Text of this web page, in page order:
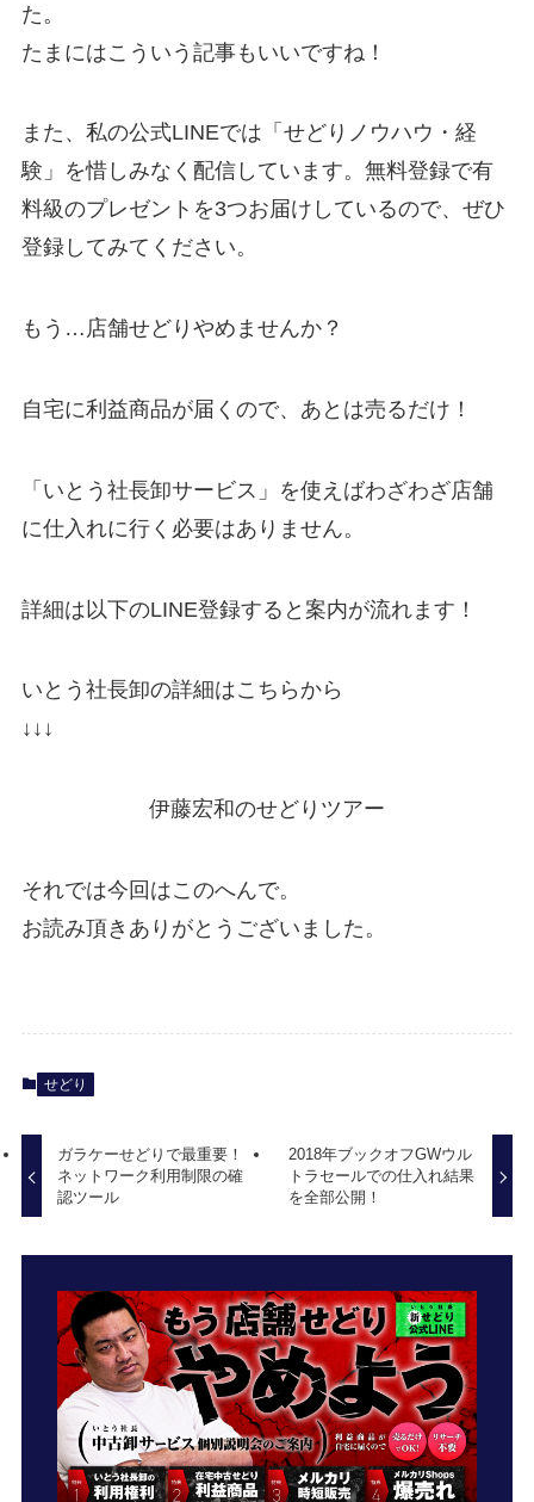
た。
たまにはこういう記事もいいですね！
また、私の公式LINEでは「せどりノウハウ・経
験」を惜しみなく配信しています。無料登録で有
料級のプレゼントを3つお届けしているので、ぜひ
登録してみてください。
もう…店舗せどりやめませんか？
自宅に利益商品が届くので、あとは売るだけ！
「いとう社長卸サービス」を使えばわざわざ店舗
に仕入れに行く必要はありません。
詳細は以下のLINE登録すると案内が流れます！
いとう社長卸の詳細はこちらから
↓↓↓
伊藤宏和のせどりツアー
それでは今回はこのへんで。
お読み頂きありがとうございました。
せどり
ガラケーせどりで最重要！
ネットワーク利用制限の確
認ツール
2018年ブックオフGWウル
トラセールでの仕入れ結果
を全部公開！